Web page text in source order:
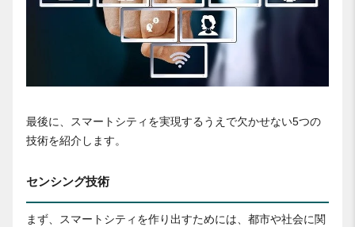
最後に、スマートシティを実現するうえで欠かせない5つの
技術を紹介します。
センシング技術
まず、スマートシティを作り出すためには、都市や社会に関